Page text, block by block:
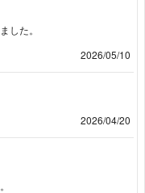
した。
2026/05/10
2026/04/20